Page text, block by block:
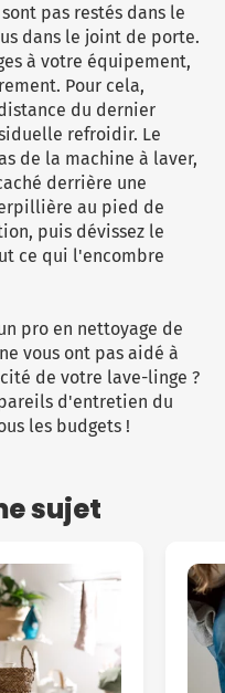
pas restés dans le
dans le joint de porte.
à votre équipement,
Pour cela,
du dernier
refroidir. Le
de la machine à laver,
derrière une
au pied de
puis dévissez le
ce qui l'encombre
pro en nettoyage de
vous ont pas aidé à
de votre lave-linge ?
d'entretien du
les budgets !
sujet